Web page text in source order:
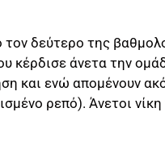
δεύτερο της
κέρδισε άνετα την
και ενώ απομένουν
ρεπό). Άνετοι νίκη